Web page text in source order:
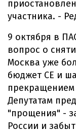
участника. -
9 октября в
вопрос о
Москва уже
бюджет СЕ и
прекращением
Депутатам
"прощения" -
России и